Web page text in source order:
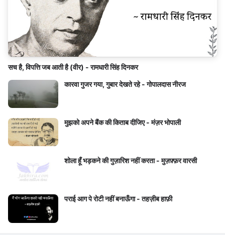
सच है, विपत्ति जब आती है (वीर) - रामधारी सिंह दिनकर
कारवा गुजर गया, गुबार देखते रहे - गोपालदास नीरज
मुझको अपने बैंक की किताब दीजिए - मंज़र भोपाली
शोला हूँ भड़कने की गुज़ारिश नहीं करता - मुज़फ़्फ़र वारसी
पराई आग पे रोटी नहीं बनाऊँगा - तहज़ीब हाफ़ी